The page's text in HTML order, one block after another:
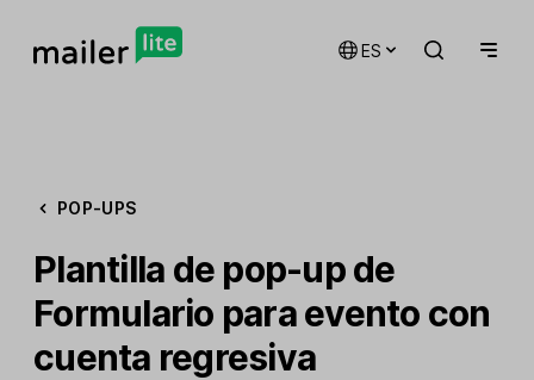
ES
POP-UPS
Plantilla de pop-up de
Formulario para evento con
cuenta regresiva